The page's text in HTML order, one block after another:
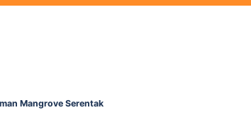
Mangrove Serentak